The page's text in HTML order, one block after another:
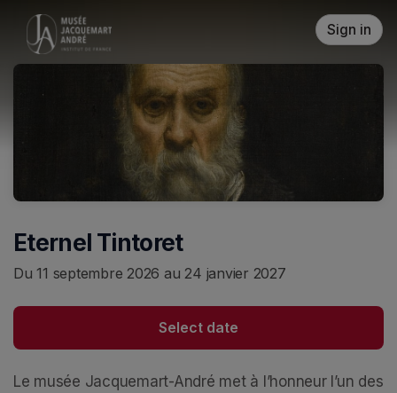
Skip header
Sign in
Eternel Tintoret
Du 11 septembre 2026 au 24 janvier 2027
Select date
Le musée Jacquemart-André met à l’honneur l’un des